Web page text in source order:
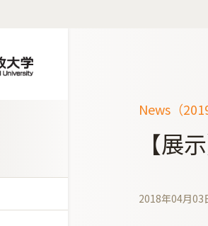
News（
【展
2018年04月03